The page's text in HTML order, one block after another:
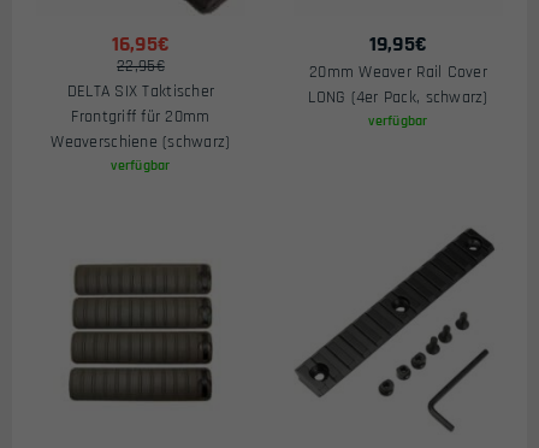
16,95€
22,95€
DELTA SIX Taktischer
Frontgriff für 20mm
Weaverschiene (schwarz)
verfügbar
19,95€
20mm Weaver Rail Cover
LONG (4er Pack, schwarz)
verfügbar